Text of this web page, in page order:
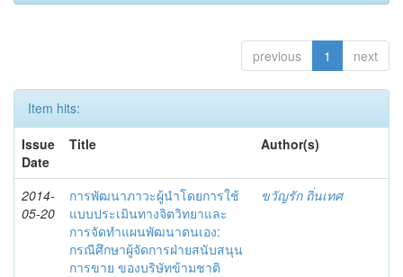
previous 1 next
Item hits:
Issue
Date
Title Author(s)
2014-
05-20
การพัฒนาภาวะผู้นำโดยการใช้
แบบประเมินทางจิตวิทยาและ
การจัดทำแผนพัฒนาตนเอง:
กรณีศึกษาผู้จัดการฝ่ายสนับสนุน
การขาย ของบริษัทข้ามชาติ
ขวัญรัก ถิ่นเทศ